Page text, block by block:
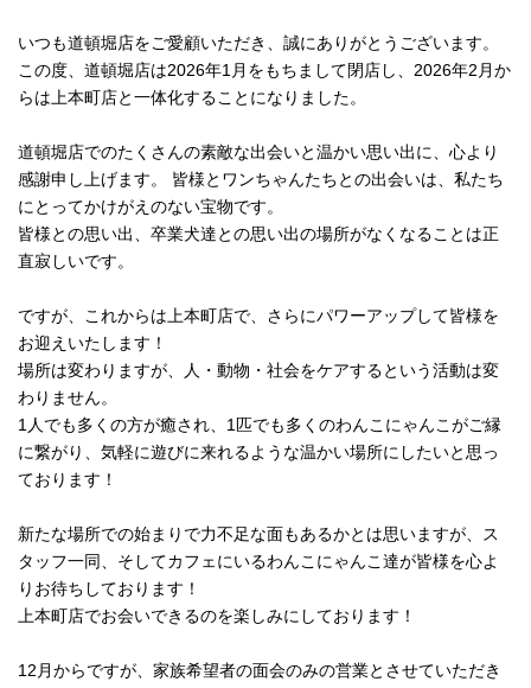
いつも道頓堀店をご愛顧いただき、誠にありがとうございます。
この度、道頓堀店は2026年1月をもちまして閉店し、2026年2月か
らは上本町店と一体化することになりました。
道頓堀店でのたくさんの素敵な出会いと温かい思い出に、心より
感謝申し上げます。 皆様とワンちゃんたちとの出会いは、私たち
にとってかけがえのない宝物です。
皆様との思い出、卒業犬達との思い出の場所がなくなることは正
直寂しいです。
ですが、これからは上本町店で、さらにパワーアップして皆様を
お迎えいたします！
場所は変わりますが、人・動物・社会をケアするという活動は変
わりません。
1人でも多くの方が癒され、1匹でも多くのわんこにゃんこがご縁
に繋がり、気軽に遊びに来れるような温かい場所にしたいと思っ
ております！
新たな場所での始まりで力不足な面もあるかとは思いますが、ス
タッフ一同、そしてカフェにいるわんこにゃんこ達が皆様を心よ
りお待ちしております！
上本町店でお会いできるのを楽しみにしております！
12月からですが、家族希望者の面会のみの営業とさせていただき